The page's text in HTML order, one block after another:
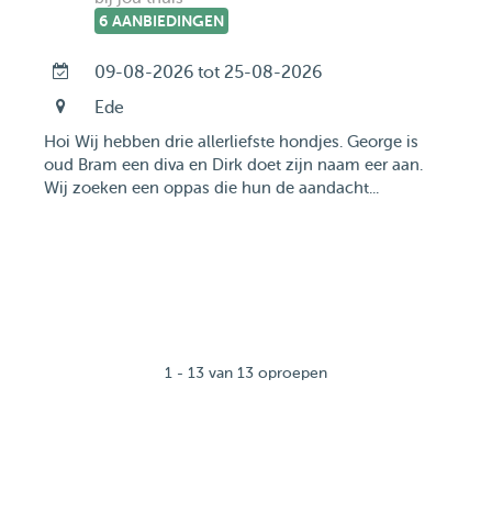
6 AANBIEDINGEN
09-08-2026 tot 25-08-2026
Ede
Hoi Wij hebben drie allerliefste hondjes. George is
oud Bram een diva en Dirk doet zijn naam eer aan.
Wij zoeken een oppas die hun de aandacht...
1 - 13 van 13 oproepen